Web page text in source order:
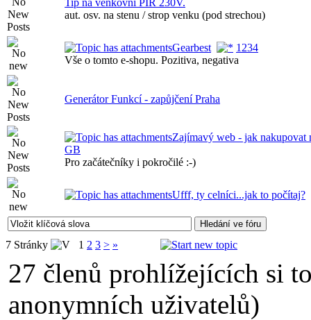
Tip na venkovni PIR 230V.
aut. osv. na stenu / strop venku (pod strechou)
Gearbest 1 234
Vše o tomto e-shopu. Pozitiva, negativa
Generátor Funkcí - zapůjčení Praha
Zajímavý web - jak nakupovat
GB
Pro začátečníky i pokročilé :-)
Ufff, ty celníci...jak to počítaj?
7 Stránky 1 2 3 > »
27 členů prohlížejících si
anonymních uživatelů)